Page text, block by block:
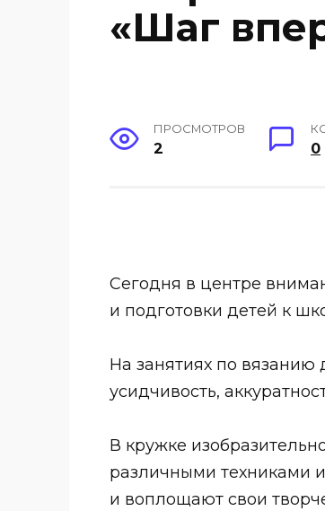
«Шаг
ПРОСМОТРОВ
2 0
Сегодня в центре
и подготовки детей к
На занятиях по вязанию
усидчивость,
В кружке
различными техниками
и воплощают свои